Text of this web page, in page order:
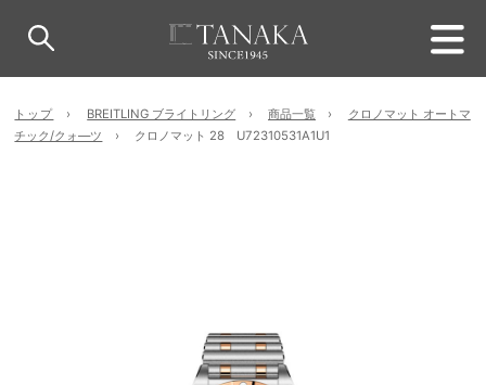
トップ BREITLING ブライトリング 商品一覧
クロノマット オートマ
チック/クォ―ツ
クロノマット 28 U72310531A1U1